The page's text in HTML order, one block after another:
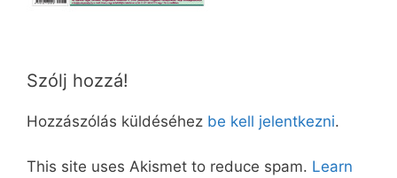
Szólj hozzá!
Hozzászólás küldéséhez be kell jelentkezni.
This site uses Akismet to reduce spam. Learn